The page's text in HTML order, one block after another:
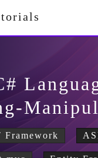
Framework